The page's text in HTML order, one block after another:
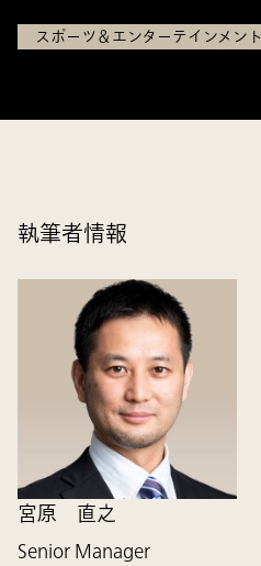
スポーツ＆エンターテインメント
執筆者情報
宮原 直之
Senior Manager